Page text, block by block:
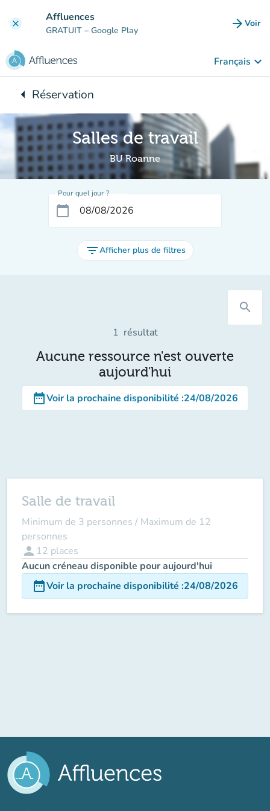
clear Affluences
GRATUIT – Google Play arrow_forward Voir
Français keyboard_arrow_down
arrow_leftRetour à :
Réservation
Salles de travail
BU Roanne
Pour quel jour ?
calendar_today
filter_listAfficher plus de filtres
search
1 résultat
Aucune ressource n'est ouverte
aujourd'hui
date_rangeVoir la prochaine disponibilité :24/08/2026
Salle de travail
Minimum de 3 personnes / Maximum de 12
personnes
person 12 places
Aucun créneau disponible pour aujourd'hui
date_rangeVoir la prochaine disponibilité :24/08/2026